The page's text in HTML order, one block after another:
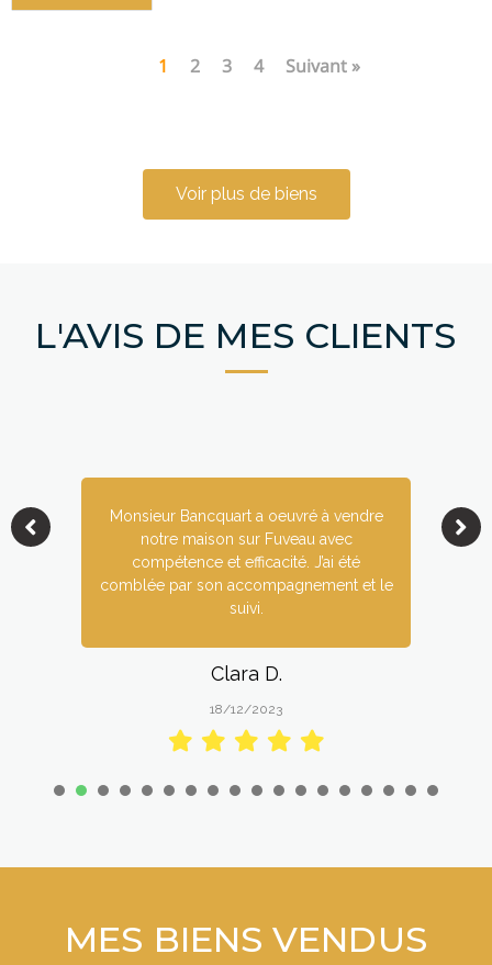
1 2 3 4 Suivant »
Voir plus de biens
L'AVIS DE MES CLIENTS
Monsieur Bancquart a oeuvré à vendre
notre maison sur Fuveau avec
compétence et efficacité. J’ai été
comblée par son accompagnement et le
suivi.
Clara D.
18/12/2023
1 2 3 4 5 6 7 8 9
1
1
MES BIENS VENDUS